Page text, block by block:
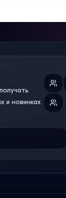
и новинках